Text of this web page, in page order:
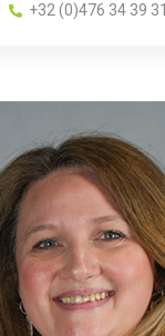
+32 (0)476 34 39 31